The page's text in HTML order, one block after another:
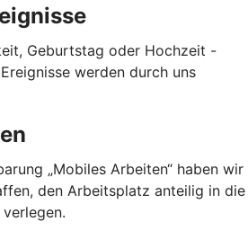
Geburtstag oder Hochzeit -
werden durch uns
„Mobiles Arbeiten“ haben wir
den Arbeitsplatz anteilig in die